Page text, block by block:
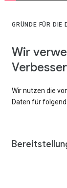
GRÜNDE FÜR DIE
Wir
Wir nutzen die
Daten für